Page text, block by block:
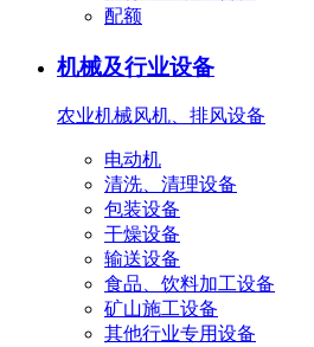
配额
机械及行业设备
农业机械风机、排风设备
电动机
清洗、清理设备
包装设备
干燥设备
输送设备
食品、饮料加工设备
矿山施工设备
其他行业专用设备